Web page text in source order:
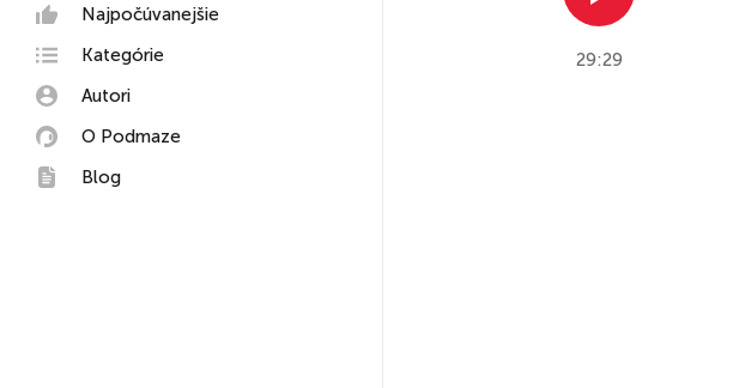
Najpočúvanejšie
Kategórie
Autori
O Podmaze
Blog
29:29